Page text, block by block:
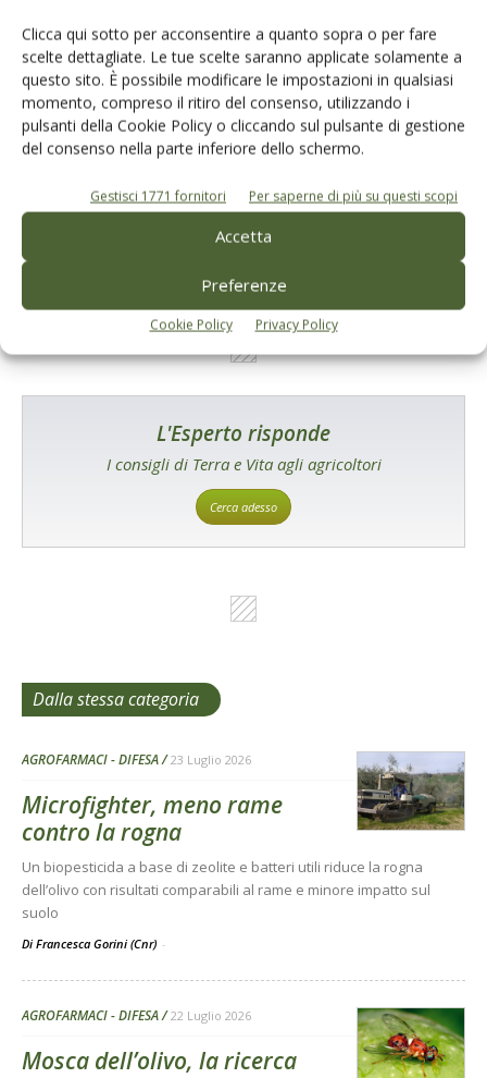
Clicca qui sotto per acconsentire a quanto sopra o per fare
scelte dettagliate. Le tue scelte saranno applicate solamente a
questo sito. È possibile modificare le impostazioni in qualsiasi
momento, compreso il ritiro del consenso, utilizzando i
pulsanti della Cookie Policy o cliccando sul pulsante di gestione
del consenso nella parte inferiore dello schermo.
Gestisci 1771 fornitori Per saperne di più su questi scopi
Accetta
Preferenze
Cookie Policy Privacy Policy
Catalogo Aziende e Prodotti
prodotto!
Cerca adesso
L'Esperto risponde
I consigli di Terra e Vita agli agricoltori
Cerca adesso
Dalla stessa categoria
AGROFARMACI - DIFESA 23 Luglio 2026
Microfighter, meno rame
contro la rogna
Un biopesticida a base di zeolite e batteri utili riduce la rogna
dell’olivo con risultati comparabili al rame e minore impatto sul
suolo
Di Francesca Gorini (Cnr) -
AGROFARMACI - DIFESA 22 Luglio 2026
Mosca dell’olivo, la ricerca